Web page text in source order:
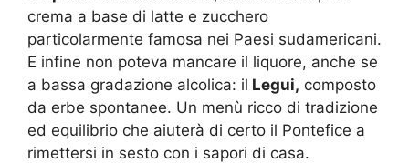
crema a base di latte e zucchero
particolarmente famosa nei Paesi sudamericani.
E infine non poteva mancare il liquore, anche se
a bassa gradazione alcolica: il Legui, composto
da erbe spontanee. Un menù ricco di tradizione
ed equilibrio che aiuterà di certo il Pontefice a
rimettersi in sesto con i sapori di casa.